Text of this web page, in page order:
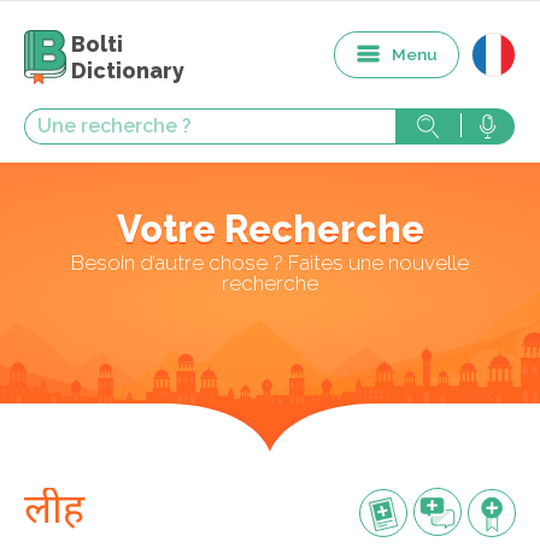
Bolti
Dictionary
Menu
Votre Recherche
Besoin d’autre chose ? Faites une nouvelle
recherche
लीह